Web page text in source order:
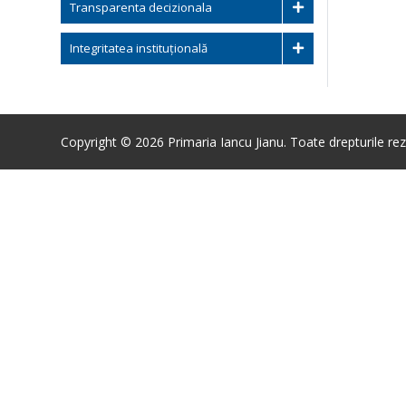
Transparenta decizionala
Integritatea instituțională
Copyright © 2026 Primaria Iancu Jianu. Toate drepturile